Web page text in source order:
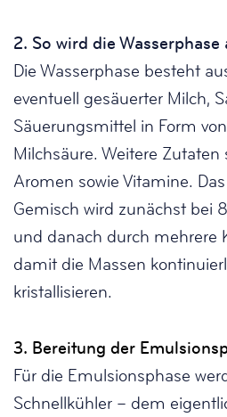
2. So wird die
Die Wasserphase besteht
eventuell gesäuerter Milch,
Säuerungsmittel in Form
Milchsäure. Weitere
Aromen sowie Vitamine.
Gemisch wird zunächst bei
und danach durch mehrere
damit die Massen
kristallisieren.
3. Bereitung der
Für die Emulsionsphase
Schnellkühler – dem